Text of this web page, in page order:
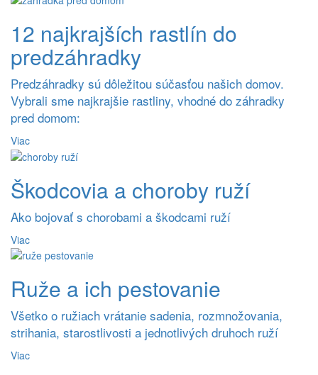
12 najkrajších rastlín do
predzáhradky
Predzáhradky sú dôležitou súčasťou našich domov.
Vybrali sme najkrajšie rastliny, vhodné do záhradky
pred domom:
Viac
Škodcovia a choroby ruží
Ako bojovať s chorobami a škodcami ruží
Viac
Ruže a ich pestovanie
Všetko o ružiach vrátanie sadenia, rozmnožovania,
strihania, starostlivosti a jednotlivých druhoch ruží
Viac